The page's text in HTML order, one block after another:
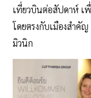
เที่ยวบินต่อสัปดาห์ เ
โดยตรงกับเมืองสำคั
มิวนิก